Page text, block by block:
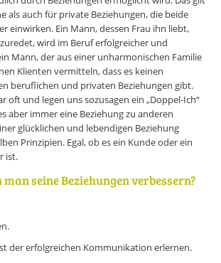
als auch für private Beziehungen, die beide
einwirken. Ein Mann, dessen Frau ihn liebt,
wird im Beruf erfolgreicher und
Mann, der aus einer unharmonischen Familie
Klienten vermitteln, dass es keinen
beruflichen und privaten Beziehungen gibt.
oft und legen uns sozusagen ein „Doppel-Ich“
aber immer eine Beziehung zu anderen
glücklichen und lebendigen Beziehung
Prinzipien. Egal, ob es ein Kunde oder ein
ist.
seine Beziehungen verbessern?
der erfolgreichen Kommunikation erlernen.